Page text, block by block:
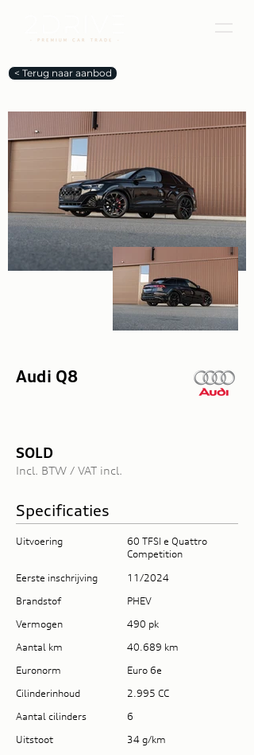
< Terug naar aanbod
Audi Q8
SOLD
Incl. BTW / VAT incl.
Specificaties
Uitvoering
60 TFSI e Quattro
Competition
Eerste inschrijving
11/2024
Brandstof
PHEV
Vermogen
490 pk
Aantal km
40.689 km
Euronorm
Euro 6e
Cilinderinhoud
2.995 CC
Aantal cilinders
6
Uitstoot
34 g/km